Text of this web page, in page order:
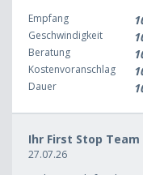
Empfang
Geschwindigkeit
Beratung
Kostenvoranschlag
Dauer
Ihr First Stop
27.07.26